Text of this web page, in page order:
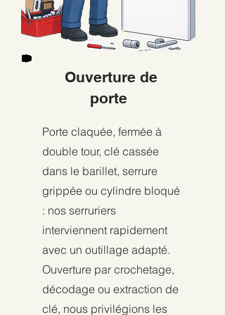
Ouverture de
porte
Porte claquée, fermée à
double tour, clé cassée
dans le barillet, serrure
grippée ou cylindre bloqué
: nos serruriers
interviennent rapidement
avec un outillage adapté.
Ouverture par crochetage,
décodage ou extraction de
clé, nous privilégions les